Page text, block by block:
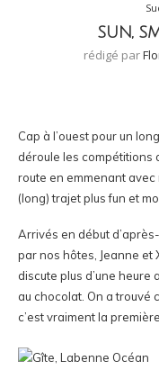
SUN,
rédigé par
Cap à l’ouest pour un
déroule les compétitions
route en emmenant avec
(long) trajet plus fun et
Arrivés en début
par nos hôtes, Jeanne et
discute plus d’une heure
au chocolat. On a trouvé
c’est vraiment la